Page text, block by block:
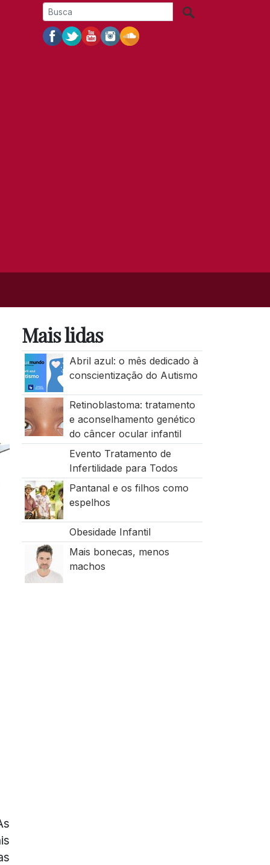
Mais lidas
Abril azul: o mês dedicado à
conscientização do Autismo
Retinoblastoma: tratamento
e aconselhamento genético
do câncer ocular infantil
Evento Tratamento de
Infertilidade para Todos
Pantanal e os filhos como
espelhos
Obesidade Infantil
Mais bonecas, menos
machos